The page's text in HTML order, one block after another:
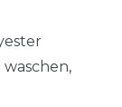
waschen,